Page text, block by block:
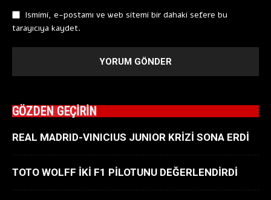
Ismimi, e-postamı ve web sitemi bir dahaki sefere bu
tarayıcıya kaydet.
GÖZDEN GEÇİRİN
REAL MADRID-VINICIUS JUNIOR KRİZİ SONA ERDİ
TOTO WOLFF İKİ F1 PİLOTUNU DEĞERLENDİRDİ